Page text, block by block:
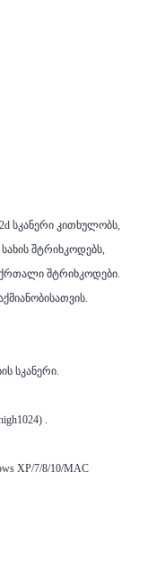
სკანერი კითხულობს,
შტრიხკოდებს,
შტრიხკოდები.
სკანერი.
.
XP/7/8/10/MAC